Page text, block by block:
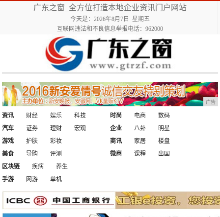
广东之窗_全方位打造本地企业资讯门户网站
今天是：2026年8月7日 星期五
互联网违法和不良信息举报电话：962000
广告
资讯 财经 娱乐
科技
汽车
证券 理财 宏观
时尚 电商
数码
企业
八卦
明星
游戏
护肤
彩妆
美食
导购 评测
商讯 家居
楼盘
微商
课程
出国
区块链
疾病
养生
手游
网游 单机